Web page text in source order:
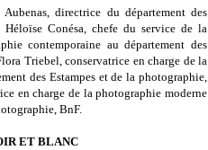
directrice du département des
Conésa, chefe du service de la
contemporaine au département des
Triebel, conservatrice en charge de la
des Estampes et de la photographie,
en charge de la photographie moderne
BnF.
ET BLANC